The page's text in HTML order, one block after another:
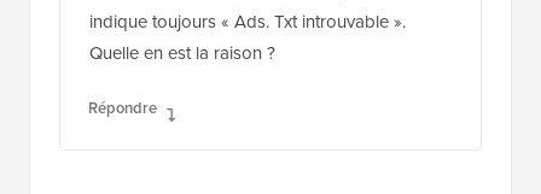
indique toujours « Ads. Txt introuvable ».
Quelle en est la raison ?
Répondre